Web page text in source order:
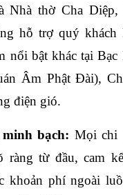
Nhà thờ Cha
hỗ trợ quý khách
nổi bật khác tại
Âm Phật Đài),
điện gió.
bạch: Mọi chi
ràng từ đầu, cam
khoản phí ngoài